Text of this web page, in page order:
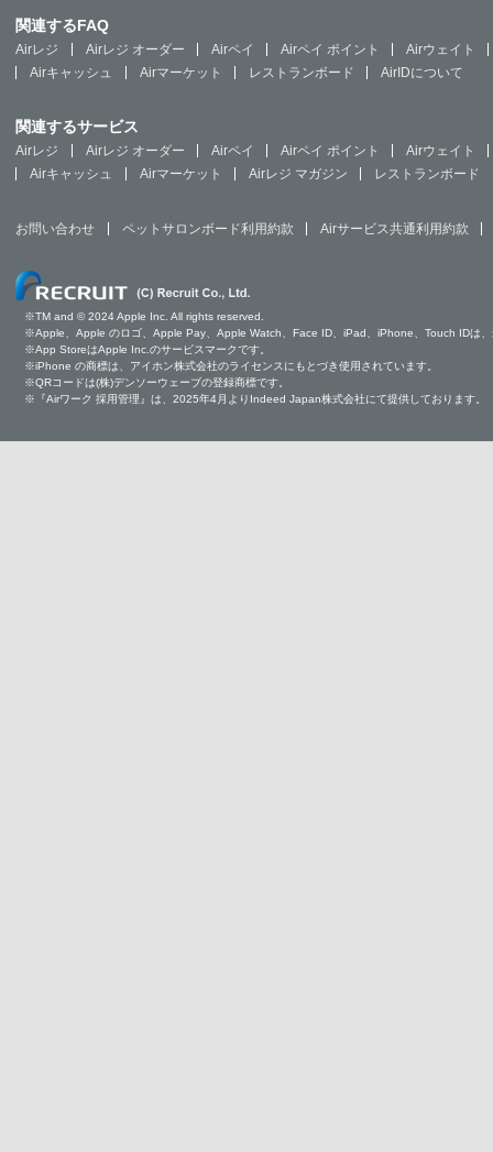
関連するFAQ
Airレジ Airレジ オーダー Airペイ Airペイ ポイント
Airウェイト
Airキャッシュ
Airマーケット レストランボード AirIDについて
関連するサービス
Airレジ Airレジ オーダー Airペイ Airペイ ポイント
Airウェイト
Airキャッシュ
Airマーケット Airレジ マガジン レストランボード
お問い合わせ ペットサロンボード利用約款 Airサービス共通利用約款
※TM and © 2024 Apple Inc. All rights reserved.
※Apple、Apple のロゴ、Apple Pay、Apple Watch、Face ID、iPad、iPhone、Touch IDは
※App StoreはApple Inc.のサービスマークです。
※iPhone の商標は、アイホン株式会社のライセンスにもとづき使用されています。
※QRコードは(株)デンソーウェーブの登録商標です。
※『Airワーク 採用管理』は、2025年4月よりIndeed Japan株式会社にて提供しております。